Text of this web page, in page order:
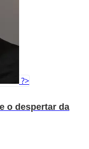
?>
o despertar da